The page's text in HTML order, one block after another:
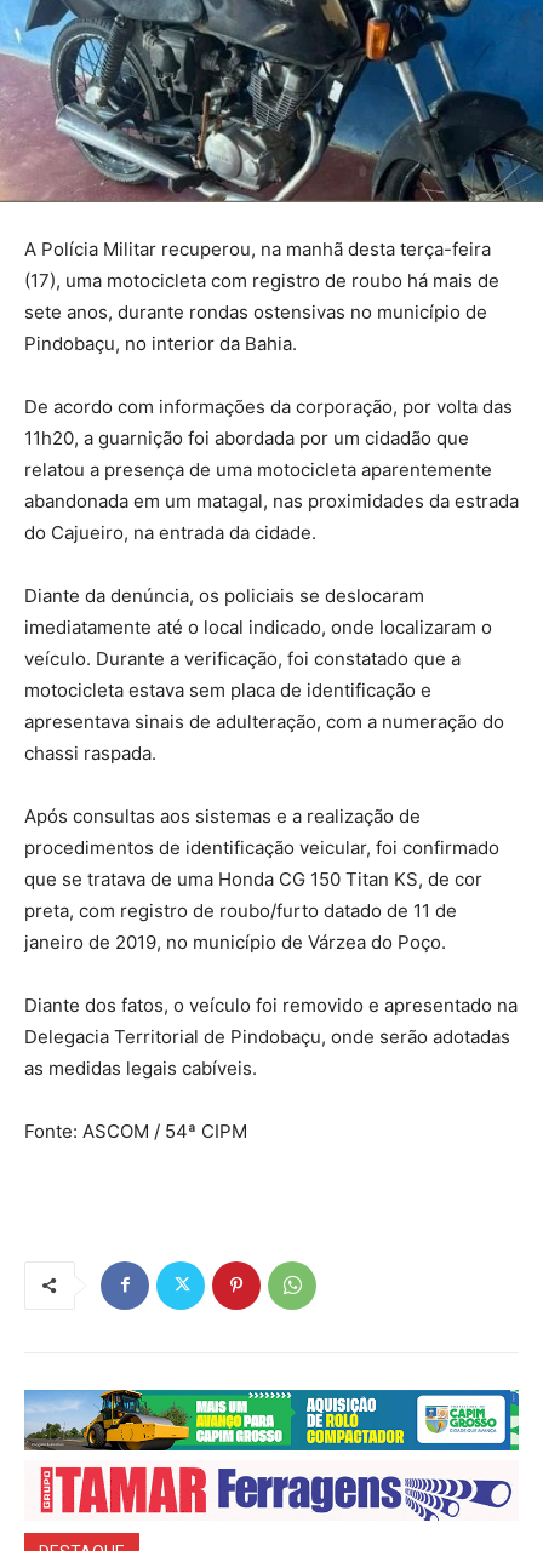
A Polícia Militar recuperou, na manhã desta terça-feira
(17), uma motocicleta com registro de roubo há mais de
sete anos, durante rondas ostensivas no município de
Pindobaçu, no interior da Bahia.
De acordo com informações da corporação, por volta das
11h20, a guarnição foi abordada por um cidadão que
relatou a presença de uma motocicleta aparentemente
abandonada em um matagal, nas proximidades da estrada
do Cajueiro, na entrada da cidade.
Diante da denúncia, os policiais se deslocaram
imediatamente até o local indicado, onde localizaram o
veículo. Durante a verificação, foi constatado que a
motocicleta estava sem placa de identificação e
apresentava sinais de adulteração, com a numeração do
chassi raspada.
Após consultas aos sistemas e a realização de
procedimentos de identificação veicular, foi confirmado
que se tratava de uma Honda CG 150 Titan KS, de cor
preta, com registro de roubo/furto datado de 11 de
janeiro de 2019, no município de Várzea do Poço.
Diante dos fatos, o veículo foi removido e apresentado na
Delegacia Territorial de Pindobaçu, onde serão adotadas
as medidas legais cabíveis.
Fonte: ASCOM / 54ª CIPM